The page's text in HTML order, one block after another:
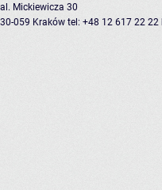
al. Mickiewicza 30
30-059 Kraków tel: +48 12 617 22 22